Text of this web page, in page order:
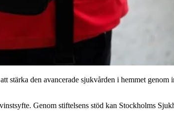
stärka den avancerade sjukvården i hemmet
Genom stiftelsens stöd kan Stockholms